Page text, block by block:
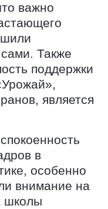
важно
Также
поддержки
является
в
особенно
внимание на
школы